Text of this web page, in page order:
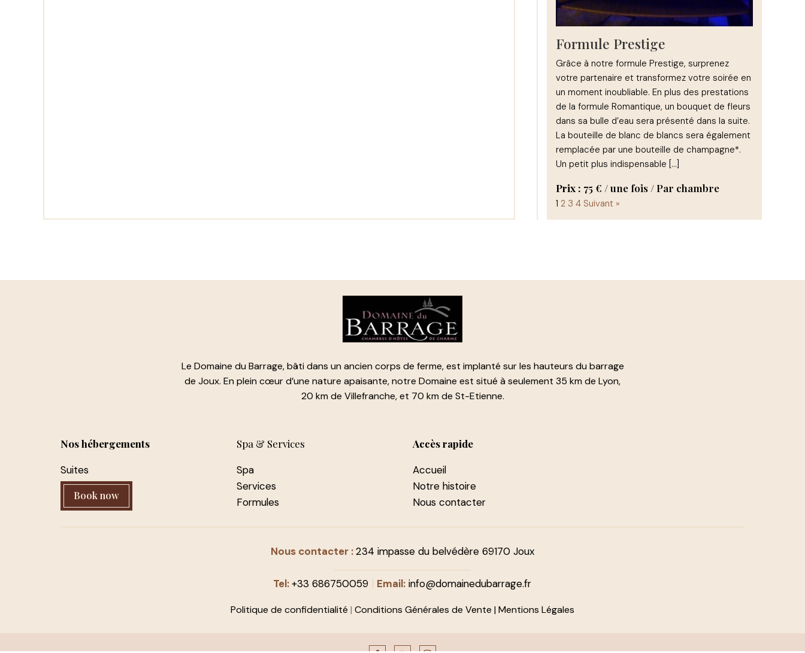
Formule Prestige
Grâce à notre formule Prestige, surprenez
votre partenaire et transformez votre soirée en
un moment inoubliable. En plus des prestations
de la formule Romantique, un bouquet de fleurs
dans sa bulle d’eau sera présenté dans la suite.
La bouteille de blanc de blancs sera également
remplacée par une bouteille de champagne*.
Un petit plus indispensable […]
Prix : 75 € / une fois / Par chambre
Mise
en
1 2 3 4 Suivant »
Le Domaine du Barrage, bâti dans un ancien corps de ferme, est implanté sur les hauteurs du barrage
de Joux. En plein cœur d’une nature apaisante, notre Domaine est situé à seulement 35 km de Lyon,
20 km de Villefranche, et 70 km de St-Etienne.
Nos hébergements
Suites
Book now
Spa & Services
Spa
Services
Formules
Accès rapide
Accueil
Notre histoire
Nous contacter
Nous contacter :234 impasse du belvédère 69170 Joux
Tel:+33 686750059 | Email: info@domainedubarrage.fr
Politique de confidentialité | Conditions Générales de Vente | Mentions Légales